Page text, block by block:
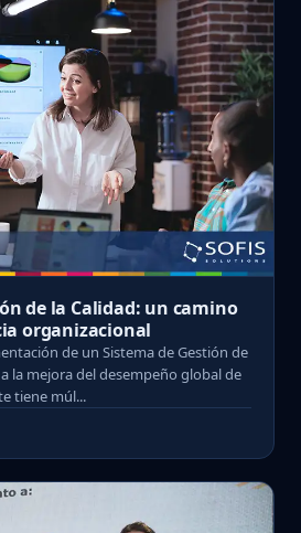
de la Calidad: un camino
organizacional
de un Sistema de Gestión de
la mejora del desempeño global de
tiene múl...